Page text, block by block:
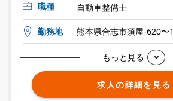
職種
自動車整備士
勤務地 熊本県合志市須屋-620〜1
もっと見る
求人の詳細を見る